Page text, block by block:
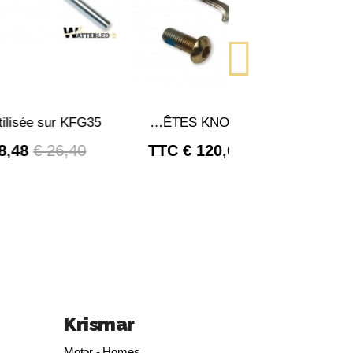
APERÇU RAPIDE
KIT INVERSION MANUELLE TÊTES KNOTT KF(27/35)
120,00 €
TTC
RAPIDE
26,40 €
€
Krismar